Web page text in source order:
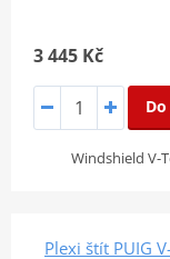
3 445 Kč
Windshield V-
Plexi štít PUIG